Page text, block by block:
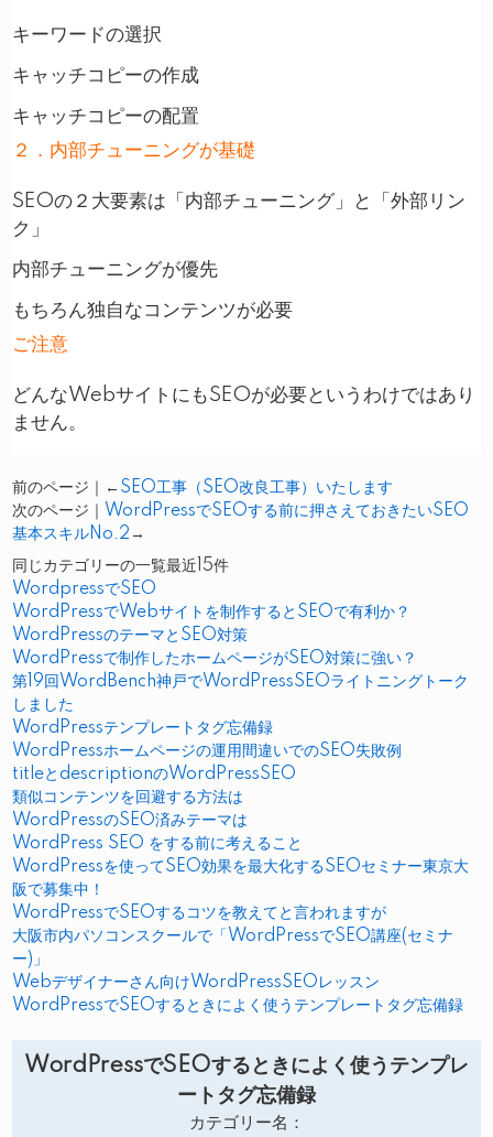
キーワードの選択
キャッチコピーの作成
キャッチコピーの配置
２．内部チューニングが基礎
SEOの２大要素は「内部チューニング」と「外部リン
ク」
内部チューニングが優先
もちろん独自なコンテンツが必要
ご注意
どんなWebサイトにもSEOが必要というわけではあり
ません。
前のページ｜←SEO工事（SEO改良工事）いたします
次のページ｜ WordPressでSEOする前に押さえておきたいSEO
基本スキルNo.2→
同じカテゴリーの一覧最近15件
WordpressでSEO
WordPressでWebサイトを制作するとSEOで有利か？
WordPressのテーマとSEO対策
WordPressで制作したホームページがSEO対策に強い？
第19回WordBench神戸でWordPressSEOライトニングトーク
しました
WordPressテンプレートタグ忘備録
WordPressホームページの運用間違いでのSEO失敗例
titleとdescriptionのWordPressSEO
類似コンテンツを回避する方法は
WordPressのSEO済みテーマは
WordPress SEO をする前に考えること
WordPressを使ってSEO効果を最大化するSEOセミナー東京大
阪で募集中！
WordPressでSEOするコツを教えてと言われますが
大阪市内パソコンスクールで「WordPressでSEO講座(セミナ
ー)」
Webデザイナーさん向けWordPressSEOレッスン
WordPressでSEOするときによく使うテンプレートタグ忘備録
WordPressでSEOするときによく使うテンプレ
ートタグ忘備録
カテゴリー名：